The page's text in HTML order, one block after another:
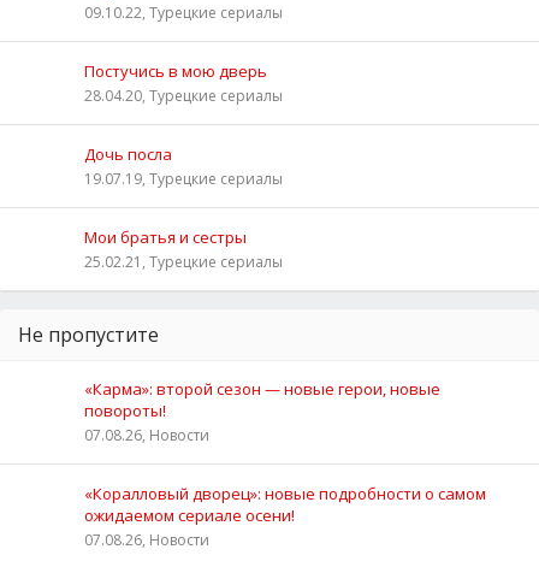
09.10.22, Турецкие сериалы
Постучись в мою дверь
28.04.20, Турецкие сериалы
Дочь посла
19.07.19, Турецкие сериалы
Мои братья и сестры
25.02.21, Турецкие сериалы
Не пропустите
«Карма»: второй сезон — новые герои, новые
повороты!
07.08.26, Новости
«Коралловый дворец»: новые подробности о самом
ожидаемом сериале осени!
07.08.26, Новости